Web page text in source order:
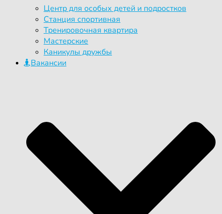
Центр для особых детей и подростков
Станция спортивная
Тренировочная квартира
Мастерские
Каникулы дружбы
Вакансии